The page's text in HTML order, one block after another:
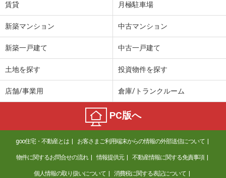
千葉県千葉市中央区葛城１丁目
9.30万円
千葉県千葉市中央区葛城１丁目
13.50万円
住 所
千葉県千葉市中央区葛城１丁目
専有面積 37.96m²
間取り
ワンルーム
千葉県千葉市中央区松波２丁目
賃貸 月極駐車場
新築マンション 中古マンション
新築一戸建て 中古一戸建て
土地を探す 投資物件を探す
店舗/事業用 倉庫/トランクルーム
PC版へ
goo住宅・不動産とは お客さまご利用端末からの情報の外部送信について
物件に関するお問合せの流れ 情報提供元 不動産情報に関する免責事項
個人情報の取り扱いについて 消費税に関する表記について